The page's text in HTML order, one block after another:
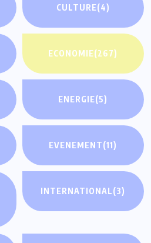
CULTURE(4)
ECONOMIE(267)
ENERGIE(5)
EVENEMENT(11)
INTERNATIONAL(3)